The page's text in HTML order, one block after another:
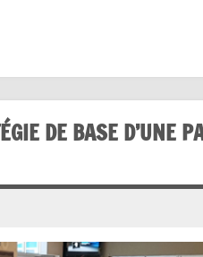
DE BASE D’UNE